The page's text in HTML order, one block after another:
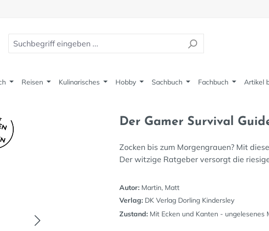
Reisen Kulinarisches Hobby Sachbuch Fachbuch Artikel
Der Gamer Survival
Zocken bis zum Morgengrauen? Mit
Der witzige Ratgeber versorgt die
Autor: Martin, Matt
Verlag: DK Verlag Dorling Kindersley
Zustand: Mit Ecken und Kanten - ungelesenes